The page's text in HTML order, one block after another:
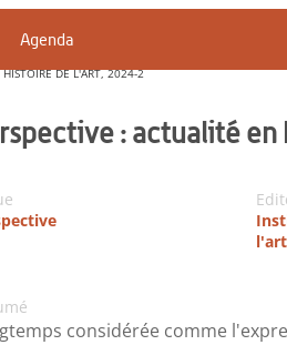
Agenda
HISTOIRE DE L'ART, 2024-2
: actualité
considérée comme